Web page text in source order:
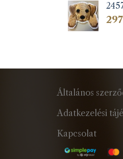
297
Általános
Adatkezelési
Kapcsolat